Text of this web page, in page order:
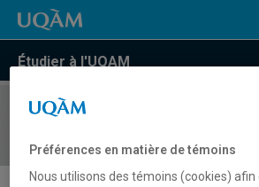
Étudier à l'UQAM
COURS//
Préférences en matière de témoins
Nous utilisons des témoins (cookies) afin